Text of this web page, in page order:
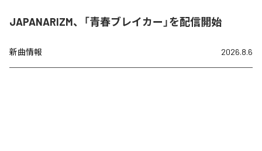
JAPANARIZM、「青春ブレイカー」を配信開始
新曲情報 2026.8.6